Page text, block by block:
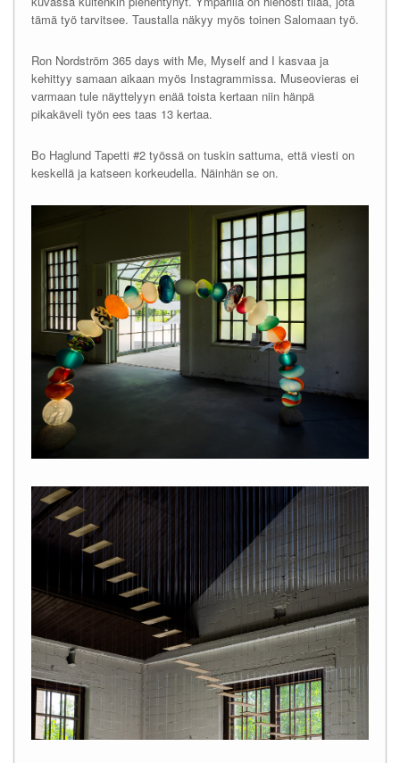
tämä työ tarvitsee. Taustalla näkyy myös toinen Salomaan työ.
Ron Nordström 365 days with Me, Myself and I kasvaa ja
kehittyy samaan aikaan myös Instagrammissa. Museovieras ei
varmaan tule näyttelyyn enää toista kertaan niin hänpä
pikakäveli työn ees taas 13 kertaa.
Bo Haglund Tapetti #2 työssä on tuskin sattuma, että viesti on
keskellä ja katseen korkeudella. Näinhän se on.